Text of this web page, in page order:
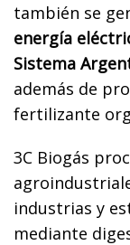
también se
energía
Sistema
además de
fertilizante
3C Biogás
industrias y
mediante